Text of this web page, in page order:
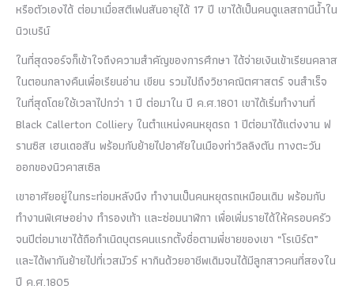
หรือตัวเองได้ ต่อมาเมื่อสตีเฟนสันอายุได้ 17 ปี เขาได้เป็นคนดูแลสถานีน้ำใน
นิวเบริน์
ในที่สุดจอร์จก็เข้าใจถึงความสำคัญของการศึกษา ได้จ่ายเงินเข้าเรียนคลาส
ในตอนกลางคืนเพื่อเรียนอ่าน เขียน รวมไปถึงวิชาคณิตศาสตร์ จนสำเร็จ
ในที่สุดโดยใช้เวลาไปกว่า 1 ปี ต่อมาใน ปี ค.ศ.1801 เขาได้เริ่มทำงานที่
Black Callerton Colliery ในตำแหน่งคนหยุดรถ 1 ปีต่อมาได้แต่งงาน ฟ
รานซิส เฮนเดอสัน พร้อมกับย้ายไปอาศัยในเมืองท่าวิลลิงตัน ทางตะวัน
ออกของนิวคาสเซิล
เขาอาศัยอยู่ในกระท่อมหลังนึง ทำงานเป็นคนหยุดรถเหมือนเดิม พร้อมกับ
ทำงานพิเศษอย่าง ทำรองเท้า และซ่อมนาฬิกา เพื่อเพิ่มรายได้ให้ครอบครัว
จนปีต่อมาเขาได้ถือกำเนิดบุตรคนแรกตั้งชื่อตามพี่ชายของเขา “โรเบิร์ต”
และได้พากันย้ายไปที่เวสมัวร์ หากินด้วยอาชีพเดิมจนได้มีลูกสาวคนที่สองใน
ปี ค.ศ.1805